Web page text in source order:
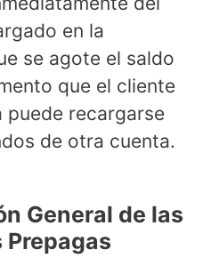
en la
se agote el saldo
que el cliente
puede recargarse
de otra cuenta.
General de las
Prepagas